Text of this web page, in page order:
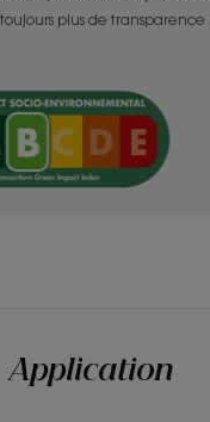
légèreté, tonus
un rafraichissant
de l’excès de sébum
la première
plus de transparence !
Application